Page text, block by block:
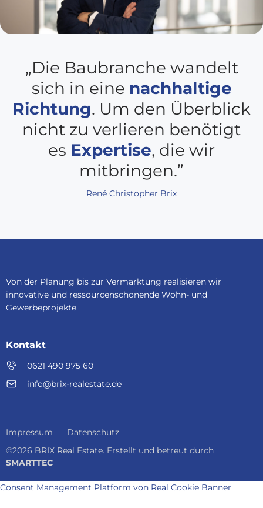
„Die Baubranche wandelt
sich in eine nachhaltige
Richtung. Um den Überblick
nicht zu verlieren benötigt
es Expertise, die wir
mitbringen.”
René Christopher Brix
Von der Planung bis zur Vermarktung realisieren wir
innovative und ressourcenschonende Wohn- und
Gewerbeprojekte.
Kontakt
0621 490 975 60
info@brix-realestate.de
Impressum
Datenschutz
©2026 BRIX Real Estate. Erstellt und betreut durch
SMARTTEC
Consent Management Platform von Real Cookie Banner